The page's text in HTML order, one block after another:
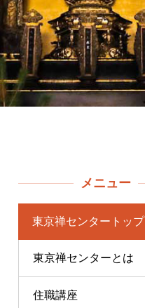
メニュー
東京禅センタートップ
東京禅センターとは
住職講座